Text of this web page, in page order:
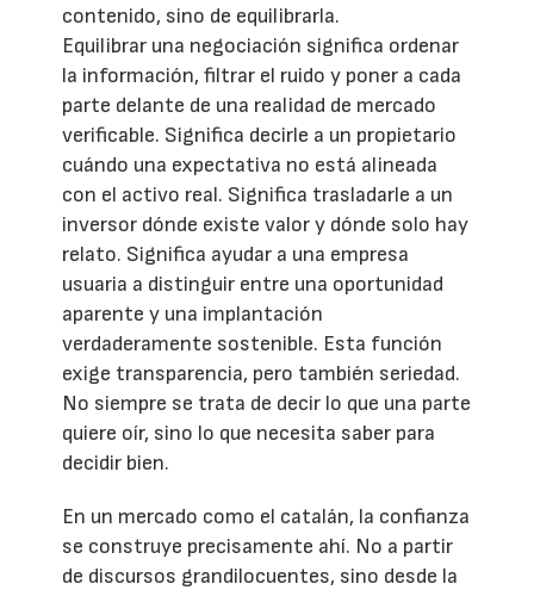
contenido, sino de equilibrarla.
Equilibrar una negociación significa ordenar
la información, filtrar el ruido y poner a cada
parte delante de una realidad de mercado
verificable. Significa decirle a un propietario
cuándo una expectativa no está alineada
con el activo real. Significa trasladarle a un
inversor dónde existe valor y dónde solo hay
relato. Significa ayudar a una empresa
usuaria a distinguir entre una oportunidad
aparente y una implantación
verdaderamente sostenible. Esta función
exige transparencia, pero también seriedad.
No siempre se trata de decir lo que una parte
quiere oír, sino lo que necesita saber para
decidir bien.
En un mercado como el catalán, la confianza
se construye precisamente ahí. No a partir
de discursos grandilocuentes, sino desde la